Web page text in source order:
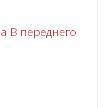
В переднего